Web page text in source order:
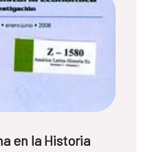
en la Historia